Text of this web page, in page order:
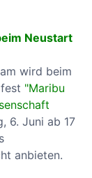
Neustart
wird beim
"Maribu
6. Juni ab 17
anbieten.